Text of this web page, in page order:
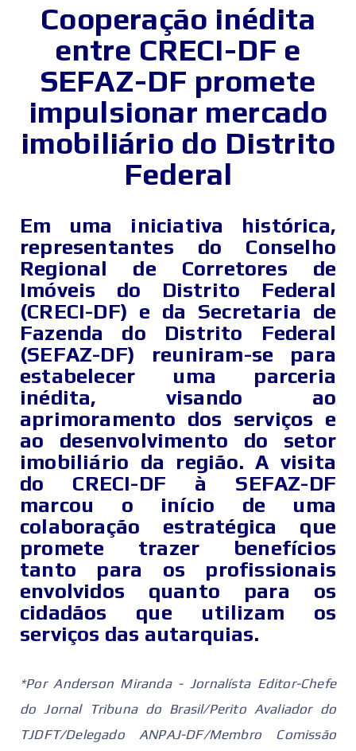
Cooperação inédita
entre CRECI-DF e
SEFAZ-DF promete
impulsionar mercado
imobiliário do Distrito
Federal
Em uma iniciativa histórica,
representantes do Conselho
Regional de Corretores de
Imóveis do Distrito Federal
(CRECI-DF) e da Secretaria de
Fazenda do Distrito Federal
(SEFAZ-DF) reuniram-se para
estabelecer uma parceria
inédita, visando ao
aprimoramento dos serviços e
ao desenvolvimento do setor
imobiliário da região. A visita
do CRECI-DF à SEFAZ-DF
marcou o início de uma
colaboração estratégica que
promete trazer benefícios
tanto para os profissionais
envolvidos quanto para os
cidadãos que utilizam os
serviços das autarquias.
*Por Anderson Miranda - Jornalísta Editor-Chefe
do Jornal Tribuna do Brasil/Perito Avaliador do
TJDFT/Delegado ANPAJ-DF/Membro Comissão